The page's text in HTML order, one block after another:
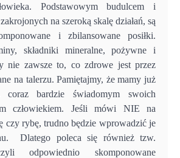
Podstawowym budulcem i
na szeroką skalę działań, są
i zbilansowane posiłki.
składniki mineralne, pożywne i
nie zawsze to, co zdrowe jest przez
na talerzu. Pamiętajmy, że mamy już
bardzie świadomym swoich
człowiekiem. Jeśli mówi NIE na
czy rybę, trudno będzie wprowadzić je
Dlatego poleca się również tzw.
odpowiednio skomponowane